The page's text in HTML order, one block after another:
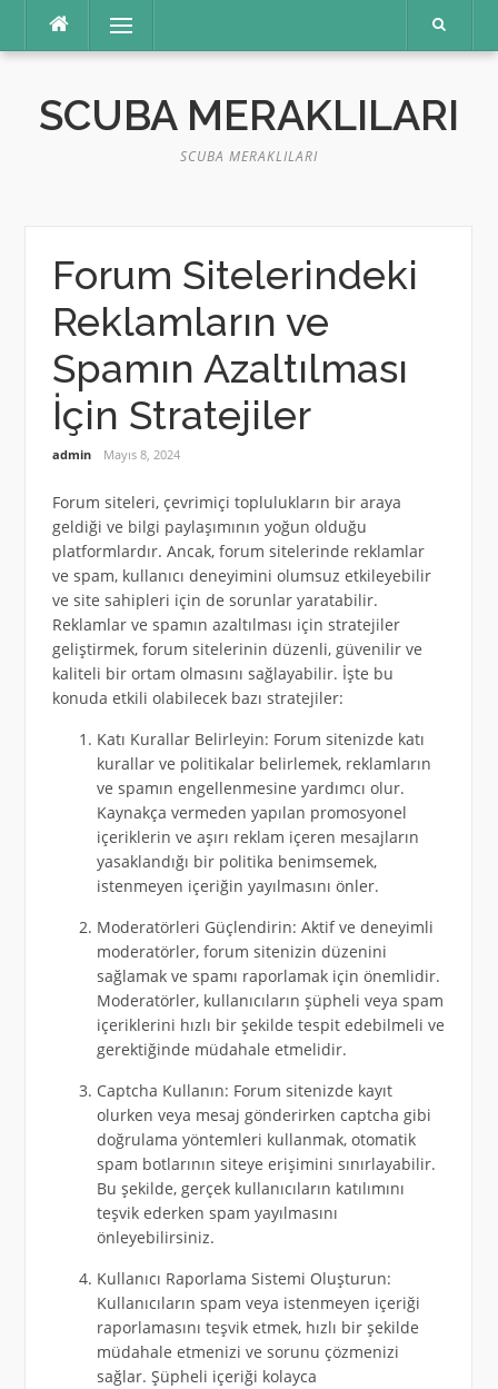
Menü
SCUBA MERAKLILARI
SCUBA MERAKLILARI
Forum Sitelerindeki
Reklamların ve
Spamın Azaltılması
İçin Stratejiler
admin Mayıs 8, 2024
Forum siteleri, çevrimiçi toplulukların bir araya
geldiği ve bilgi paylaşımının yoğun olduğu
platformlardır. Ancak, forum sitelerinde reklamlar
ve spam, kullanıcı deneyimini olumsuz etkileyebilir
ve site sahipleri için de sorunlar yaratabilir.
Reklamlar ve spamın azaltılması için stratejiler
geliştirmek, forum sitelerinin düzenli, güvenilir ve
kaliteli bir ortam olmasını sağlayabilir. İşte bu
konuda etkili olabilecek bazı stratejiler:
Katı Kurallar Belirleyin: Forum sitenizde katı
kurallar ve politikalar belirlemek, reklamların
ve spamın engellenmesine yardımcı olur.
Kaynakça vermeden yapılan promosyonel
içeriklerin ve aşırı reklam içeren mesajların
yasaklandığı bir politika benimsemek,
istenmeyen içeriğin yayılmasını önler.
Moderatörleri Güçlendirin: Aktif ve deneyimli
moderatörler, forum sitenizin düzenini
sağlamak ve spamı raporlamak için önemlidir.
Moderatörler, kullanıcıların şüpheli veya spam
içeriklerini hızlı bir şekilde tespit edebilmeli ve
gerektiğinde müdahale etmelidir.
Captcha Kullanın: Forum sitenizde kayıt
olurken veya mesaj gönderirken captcha gibi
doğrulama yöntemleri kullanmak, otomatik
spam botlarının siteye erişimini sınırlayabilir.
Bu şekilde, gerçek kullanıcıların katılımını
teşvik ederken spam yayılmasını
önleyebilirsiniz.
Kullanıcı Raporlama Sistemi Oluşturun:
Kullanıcıların spam veya istenmeyen içeriği
raporlamasını teşvik etmek, hızlı bir şekilde
müdahale etmenizi ve sorunu çözmenizi
sağlar. Şüpheli içeriği kolayca